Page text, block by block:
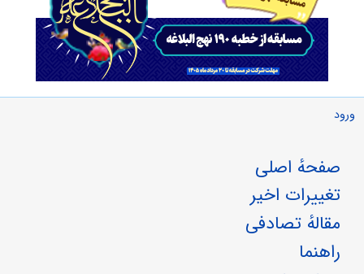
ورود
صفحهٔ اصلی
تغییرات اخیر
مقالهٔ تصادفی
راهنما